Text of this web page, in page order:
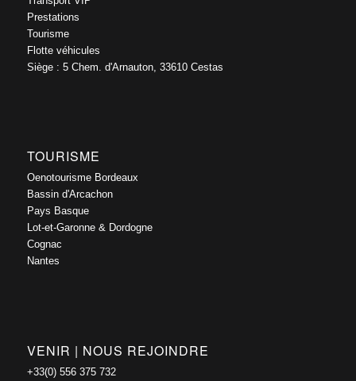
Prestations
Tourisme
Flotte véhicules
Siège : 5 Chem. d'Arnauton, 33610 Cestas
TOURISME
Oenotourisme Bordeaux
Bassin d'Arcachon
Pays Basque
Lot-et-Garonne & Dordogne
Cognac
Nantes
VENIR | NOUS REJOINDRE
+33(0) 556 375 732